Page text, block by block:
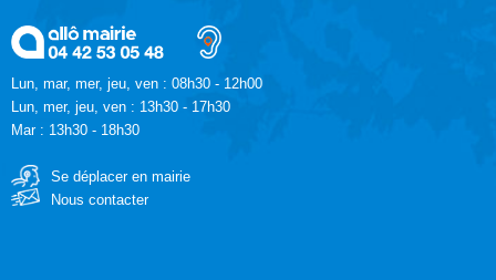
Lun, mar, mer, jeu, ven : 08h30 - 12h00
Lun, mer, jeu, ven : 13h30 - 17h30
Mar : 13h30 - 18h30
Se déplacer en mairie
Nous contacter